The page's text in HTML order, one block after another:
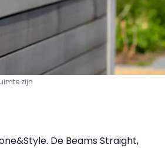
zijn
De Beams Straight,